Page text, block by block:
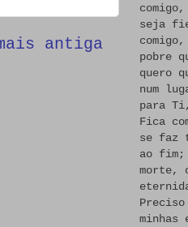
antiga
seja
pobre
quero
num
para
Fica
se faz
ao fim;
morte,
minhas